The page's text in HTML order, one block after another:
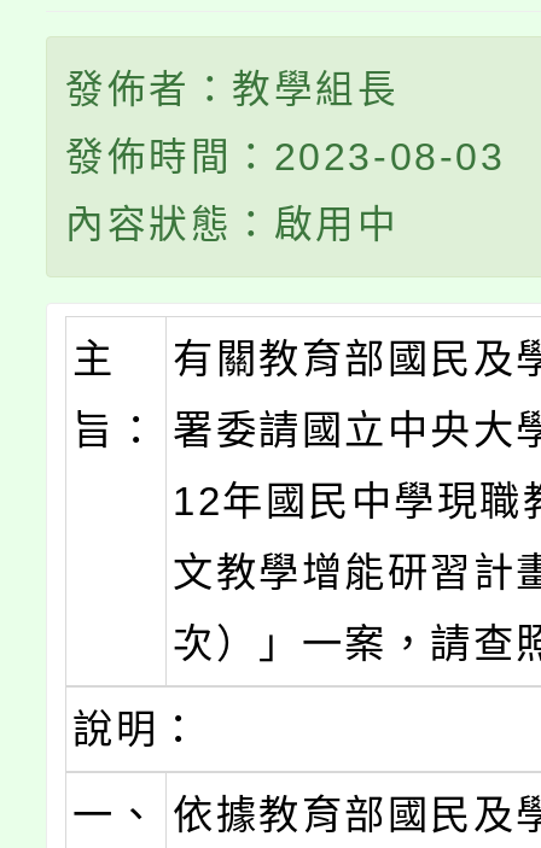
發佈者：教學組長
發佈時間：2023-08-03
內容狀態：啟用中
主
旨：
有關教育部國民及
署委請國立中央大
12年國民中學現職
文教學增能研習計
次）」一案，請查
說明：
一、
依據教育部國民及